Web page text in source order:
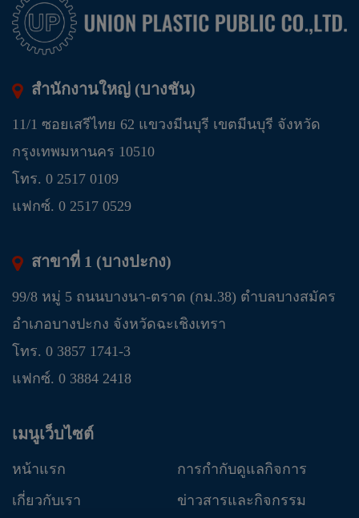
สำนักงานใหญ่ (บางชัน)
11/1 ซอยเสรีไทย 62 แขวงมีนบุรี เขตมีนบุรี จังหวัด
กรุงเทพมหานคร 10510
โทร. 0 2517 0109
แฟกซ์. 0 2517 0529
สาขาที่ 1 (บางปะกง)
99/8 หมู่ 5 ถนนบางนา-ตราด (กม.38) ตำบลบางสมัคร
อำเภอบางปะกง จังหวัดฉะเชิงเทรา
โทร. 0 3857 1741-3
แฟกซ์. 0 3884 2418
เมนูเว็บไซต์
หน้าแรก
เกี่ยวกับเรา
การกำกับดูแลกิจการ
ข่าวสารและกิจกรรม